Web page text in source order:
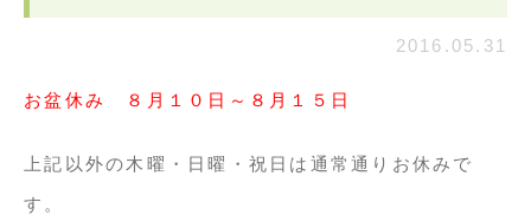
2016.05.31
お盆休み ８月１０日～８月１５日
上記以外の木曜・日曜・祝日は通常通りお休みで
す。